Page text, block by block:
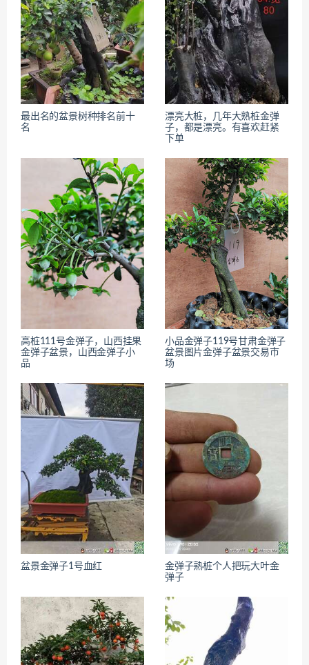
最出名的盆景树种排名前十
名
漂亮大桩，几年大熟桩金弹
子，都是漂亮。有喜欢赶紧
下单
高桩111号金弹子，山西挂果
金弹子盆景，山西金弹子小
品
小品金弹子119号甘肃金弹子
盆景图片金弹子盆景交易市
场
盆景金弹子1号血红
金弹子熟桩个人把玩大叶金
弹子